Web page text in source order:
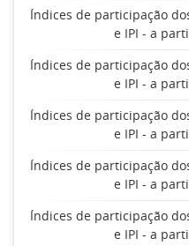
Índices de participação
e IPI - a
Índices de participação
e IPI - a
Índices de participação
e IPI - a
Índices de participação
e IPI - a
Índices de participação
e IPI - a